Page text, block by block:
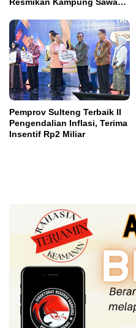
Resmikan Kampung Sawah
Pemprov Sulteng Terbaik II
Pengendalian Inflasi, Terima
Insentif Rp2 Miliar